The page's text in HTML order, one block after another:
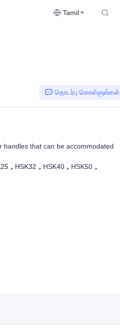
Tamil
தொடர்பு கொள்ளுங்கள்
handles that can be accommodated
，HSK32，HSK40，HSK50，